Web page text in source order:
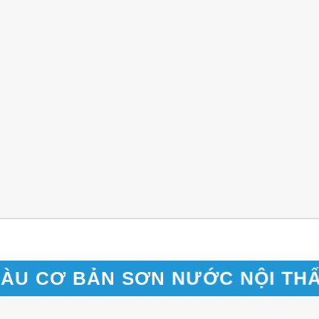
CƠ BẢN SƠN NƯỚC NỘI